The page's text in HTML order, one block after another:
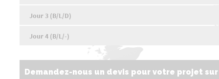
Jour 3 (B/L/D)
Jour 4 (B/L/-)
Demandez-nous un devis pour votre projet